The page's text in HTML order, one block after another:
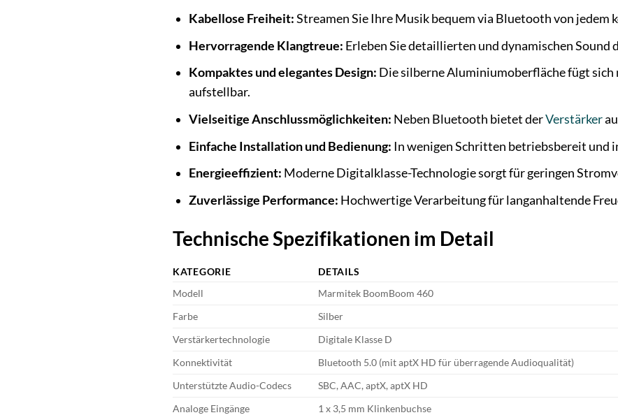
Kabellose Freiheit:Streamen Sie Ihre Musik bequem via Bluetooth von jedem
Hervorragende Klangtreue: Erleben Sie detaillierten und dynamischen
Kompaktes und elegantes Design: Die silberne Aluminiumoberfläche fügt
aufstellbar.
Vielseitige Anschlussmöglichkeiten: Neben Bluetooth bietet derVerstärker
Einfache Installation und Bedienung: In wenigen Schritten betriebsbereit und
Energieeffizient: Moderne Digitalklasse-Technologie sorgt für geringen
Zuverlässige Performance: Hochwertige Verarbeitung für langanhaltende
Technische Spezifikationen im Detail
KATEGORIE
DETAILS
Modell
Marmitek BoomBoom 460
Farbe
Silber
Verstärkertechnologie
Digitale Klasse D
Konnektivität
Bluetooth 5.0 (mit aptX HD für überragende Audioqualität)
Unterstützte Audio-Codecs
SBC, AAC, aptX, aptX HD
Analoge Eingänge
1 x 3,5 mm Klinkenbuchse